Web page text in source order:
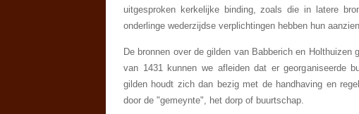
uitgesproken kerkelijke binding, zoals die in latere
onderlinge weder­zijdse verplichtingen hebben hun
De bronnen over de gilden van Babberich en
van 1431 kunnen we afleiden dat er georganiseerde
gilden houdt zich dan bezig met de handhaving en
door de "gemeynte", het dorp of buurtschap.